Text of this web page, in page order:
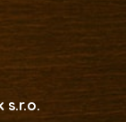
s.r.o.